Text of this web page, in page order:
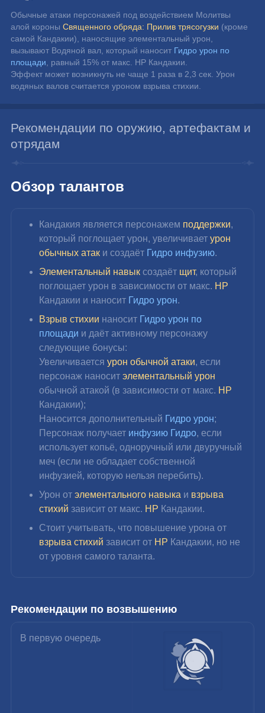
Обычные атаки персонажей под воздействием Молитвы
алой короны Священного обряда: Прилив трясогузки (кроме
самой Кандакии), наносящие элементальный урон,
вызывают Водяной вал, который наносит Гидро урон по
площади , равный 15% от макс. HP Кандакии.
Эффект может возникнуть не чаще 1 раза в 2,3 сек. Урон
водяных валов считается уроном взрыва стихии.
Рекомендации по оружию, артефактам и
отрядам
Обзор талантов
Кандакия является персонажем поддержки,
который поглощает урон, увеличивает урон
обычных атак и создаёт Гидро инфузию.
Элементальный навык создаёт щит, который
поглощает урон в зависимости от макс. HP
Кандакии и наносит Гидро урон.
Взрыв стихии наносит Гидро урон по
площади и даёт активному персонажу
следующие бонусы:
Увеличивается урон обычной атаки, если
персонаж наносит элементальный урон
обычной атакой (в зависимости от макс. HP
Кандакии);
Наносится дополнительный Гидро урон;
Персонаж получает инфузию Гидро, если
использует копьё, одноручный или двуручный
меч (если не обладает собственной
инфузией, которую нельзя перебить).
Урон от элементального навыка и взрыва
стихий зависит от макс. HP Кандакии.
Стоит учитывать, что повышение урона от
взрыва стихий зависит от HP Кандакии, но не
от уровня самого таланта.
Рекомендации по возвышению
В первую очередь